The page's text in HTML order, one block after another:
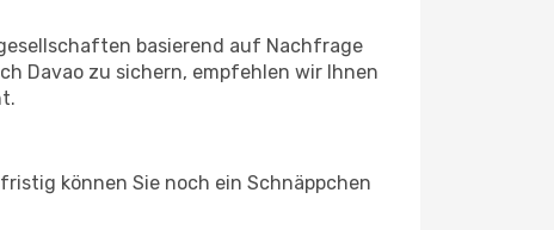
basierend auf Nachfrage
Davao zu sichern, empfehlen wir Ihnen
können Sie noch ein Schnäppchen